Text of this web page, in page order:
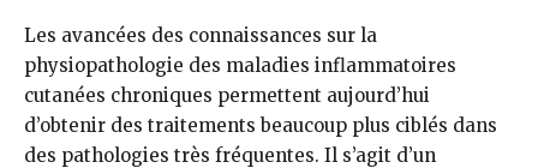
Les avancées des connaissances sur la
physiopathologie des maladies inflammatoires
cutanées chroniques permettent aujourd’hui
d’obtenir des traitements beaucoup plus ciblés dans
des pathologies très fréquentes. Il s’agit d’un